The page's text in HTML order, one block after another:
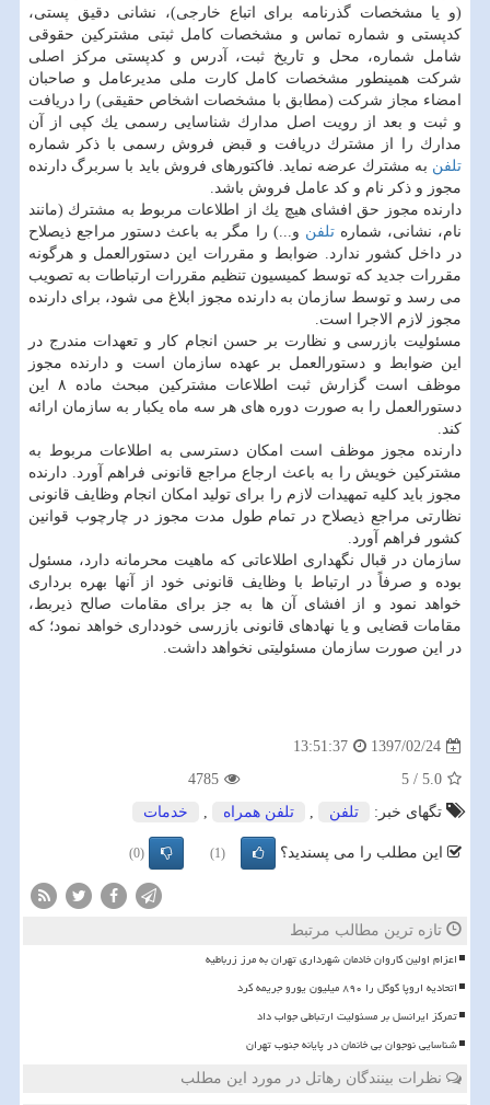
(و یا مشخصات گذرنامه برای اتباع خارجی)، نشانی دقیق پستی،
كدپستی و شماره تماس و مشخصات كامل ثبتی مشتركین حقوقی
شامل شماره، محل و تاریخ ثبت، ­آدرس و كدپستی مركز اصلی
شركت همینطور مشخصات كامل كارت ملی مدیرعامل و صاحبان
امضاء مجاز شركت (مطابق با مشخصات اشخاص حقیقی) را دریافت
و ثبت و بعد از رویت اصل مدارك شناسایی رسمی یك كپی از آن
مدارك را از مشترك دریافت و قبض فروش رسمی با ذكر شماره
تلفن به مشترك عرضه نماید. فاكتورهای فروش باید با سربرگ دارنده
مجوز و ذكر نام و كد عامل فروش باشد.
دارنده مجوز حق افشای هیچ یك از اطلاعات مربوط به مشترك (مانند
نام، نشانی، شمارهتلفن و...) را مگر به باعث دستور مراجع ذیصلاح
در داخل كشور ندارد. ضوابط و مقررات این دستورالعمل و هرگونه
مقررات جدید كه توسط كمیسیون تنظیم مقررات ارتباطات به تصویب
می­ رسد و توسط سازمان به دارنده مجوز ابلاغ می­ شود، برای دارنده
مجوز لازم­ الاجرا است.
مسئولیت بازرسی و نظارت بر حسن انجام كار و تعهدات مندرج در
این ضوابط و دستورالعمل بر عهده سازمان است و دارنده مجوز
موظف است گزارش ثبت اطلاعات مشتركین مبحث ماده ۸ این
دستور­العمل را به صورت دوره ه­ای هر سه ماه یك­بار به سازمان ارائه
كند.
دارنده مجوز موظف است امكان دسترسی به اطلاعات مربوط به
مشتركین خویش را به­ باعث ارجاع مراجع قانونی فراهم آورد. دارنده
مجوز باید كلیه تمهیدات لازم را برای تولید امكان انجام وظایف قانونی
نظارتی مراجع ذیصلاح در تمام طول مدت مجوز در چارچوب قوانین
كشور فراهم آورد.
سازمان در قبال نگهداری اطلاعاتی كه ماهیت محرمانه دارد، مسئول
بوده و صرفاً در ارتباط با وظایف قانونی خود از آنها بهره ­برداری
خواهد نمود و از افشای آن ها به جز برای مقامات صالح ذیربط،
مقامات قضایی و یا نهادهای قانونی بازرسی خودداری خواهد نمود؛ كه
در این صورت سازمان مسئولیتی نخواهد داشت.
1397/02/24
13:51:37
5.0
/
5
4785
تگهای خبر:
تلفن , تلفن همراه , خدمات
این مطلب را می پسندید؟ (1)
(0)
تازه ترین مطالب مرتبط
اعزام اولین کاروان خادمان شهرداری تهران به مرز زرباطیه
اتحادیه اروپا گوگل را ۸۹۰ میلیون یورو جریمه کرد
تمرکز ایرانسل بر مسئولیت ارتباطی جواب داد
شناسایی نوجوان بی خانمان در پایانه جنوب تهران
نظرات بینندگان رهاتل در مورد این مطلب